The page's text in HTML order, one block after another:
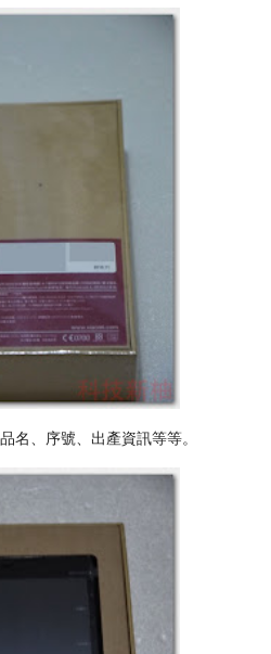
名、序號、出產資訊等等。